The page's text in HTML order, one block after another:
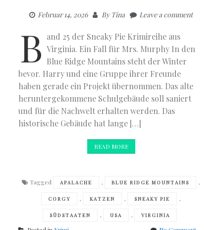
Februar 14, 2026 ByTina Leave a comment
B and 25 der Sneaky Pie Krimireihe aus
Virginia. Ein Fall für Mrs. Murphy In den
Blue Ridge Mountains steht der Winter
bevor. Harry und eine Gruppe ihrer Freunde
haben gerade ein Projekt übernommen. Das alte
heruntergekommene Schulgebäude soll saniert
und für die Nachwelt erhalten werden. Das
historische Gebäude hat lange […]
READ MORE
Tagged APALACHE , BLUE RIDGE MOUNTAINS ,
CORGY , KATZEN , SNEAKY PIE ,
SÜDSTAATEN , USA , VIRGINIA